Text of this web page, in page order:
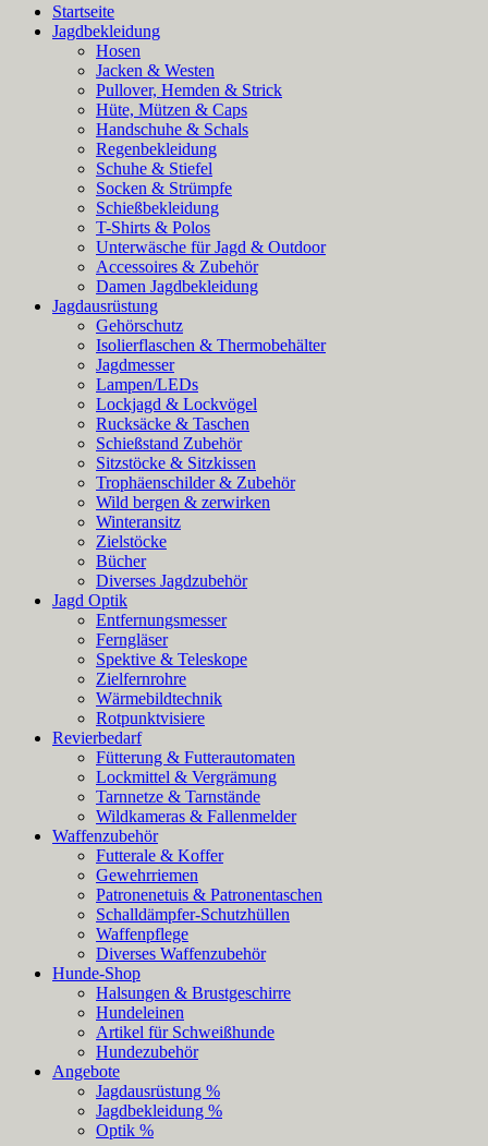
Startseite
Jagdbekleidung
Hosen
Jacken & Westen
Pullover, Hemden & Strick
Hüte, Mützen & Caps
Handschuhe & Schals
Regenbekleidung
Schuhe & Stiefel
Socken & Strümpfe
Schießbekleidung
T-Shirts & Polos
Unterwäsche für Jagd & Outdoor
Accessoires & Zubehör
Damen Jagdbekleidung
Jagdausrüstung
Gehörschutz
Isolierflaschen & Thermobehälter
Jagdmesser
Lampen/LEDs
Lockjagd & Lockvögel
Rucksäcke & Taschen
Schießstand Zubehör
Sitzstöcke & Sitzkissen
Trophäenschilder & Zubehör
Wild bergen & zerwirken
Winteransitz
Zielstöcke
Bücher
Diverses Jagdzubehör
Jagd Optik
Entfernungsmesser
Ferngläser
Spektive & Teleskope
Zielfernrohre
Wärmebildtechnik
Rotpunktvisiere
Revierbedarf
Fütterung & Futterautomaten
Lockmittel & Vergrämung
Tarnnetze & Tarnstände
Wildkameras & Fallenmelder
Waffenzubehör
Futterale & Koffer
Gewehrriemen
Patronenetuis & Patronentaschen
Schalldämpfer-Schutzhüllen
Waffenpflege
Diverses Waffenzubehör
Hunde-Shop
Halsungen & Brustgeschirre
Hundeleinen
Artikel für Schweißhunde
Hundezubehör
Angebote
Jagdausrüstung %
Jagdbekleidung %
Optik %